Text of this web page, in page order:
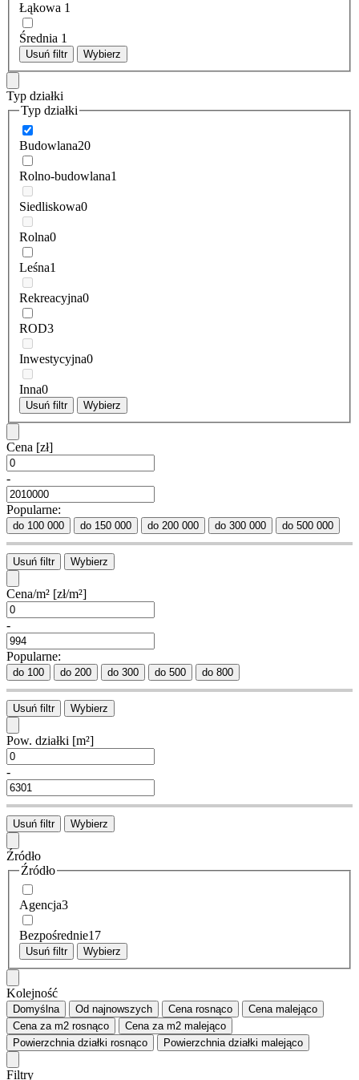
Łąkowa 1
Średnia 1
Usuń filtr Wybierz
Typ działki
Typ działki
Budowlana20
Rolno-budowlana1
Siedliskowa0
Rolna0
Leśna1
Rekreacyjna0
ROD3
Inwestycyjna0
Inna0
Usuń filtr Wybierz
Cena [zł]
-
Popularne:
do 100 000 do 150 000 do 200 000 do 300 000 do 500 000
Usuń filtr Wybierz
Cena/m² [zł/m²]
-
Popularne:
do 100 do 200 do 300 do 500 do 800
Usuń filtr Wybierz
Pow. działki [m²]
-
Usuń filtr Wybierz
Źródło
Źródło
Agencja3
Bezpośrednie17
Usuń filtr Wybierz
Kolejność
Domyślna Od najnowszych Cenarosnąco Cenamalejąco
Cena za m2 rosnąco Cena za m2 malejąco
Powierzchnia działki rosnąco Powierzchnia działki malejąco
Filtry